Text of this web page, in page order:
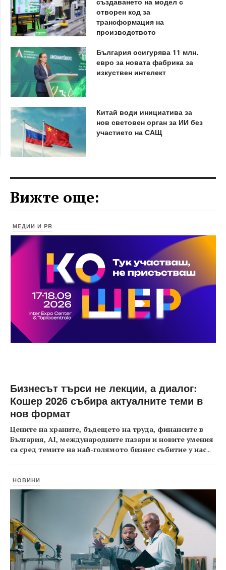
отворен код за
трансформация на
производството
България осигурява 11 млн.
евро за новата фабрика за
изкуствен интелект
Китай води инициатива за
нов световен орган за ИИ без
участието на САЩ
Вижте още:
МЕДИИ И PR
Бизнесът търси не лекции, а диалог:
Кошер 2026 събира актуалните теми в
нов формат
Цените на храните, бъдещето на труда, финансите в
България, AI, международните пазари и новите умения
са сред темите на най-голямото бизнес събитие у нас...
НОВИНИ